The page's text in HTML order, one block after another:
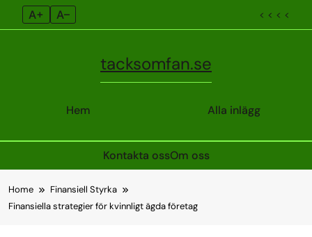
A+ A– < < < <
Hem
tacksomfan.se
Alla inlägg
Kontakta ossOm oss
to
content
Home
Finansiell Styrka
Finansiella strategier för kvinnligt ägda företag